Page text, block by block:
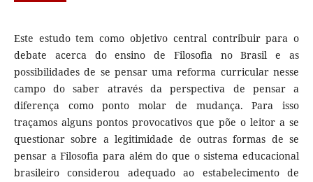
Este estudo tem como objetivo central contribuir para o
debate acerca do ensino de Filosofia no Brasil e as
possibilidades de se pensar uma reforma curricular nesse
campo do saber através da perspectiva de pensar a
diferença como ponto molar de mudança. Para isso
traçamos alguns pontos provocativos que põe o leitor a se
questionar sobre a legitimidade de outras formas de se
pensar a Filosofia para além do que o sistema educacional
brasileiro considerou adequado ao estabelecimento de